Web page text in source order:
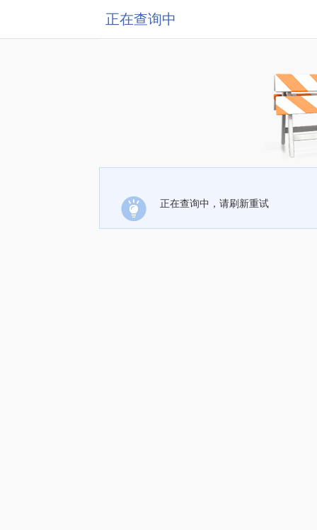
正在查询中
正在查询中，请刷新重试